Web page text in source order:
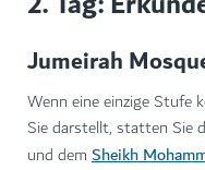
Jumeirah
Wenn eine einzige Stufe
Sie darstellt, statten Sie
und dem Sheikh